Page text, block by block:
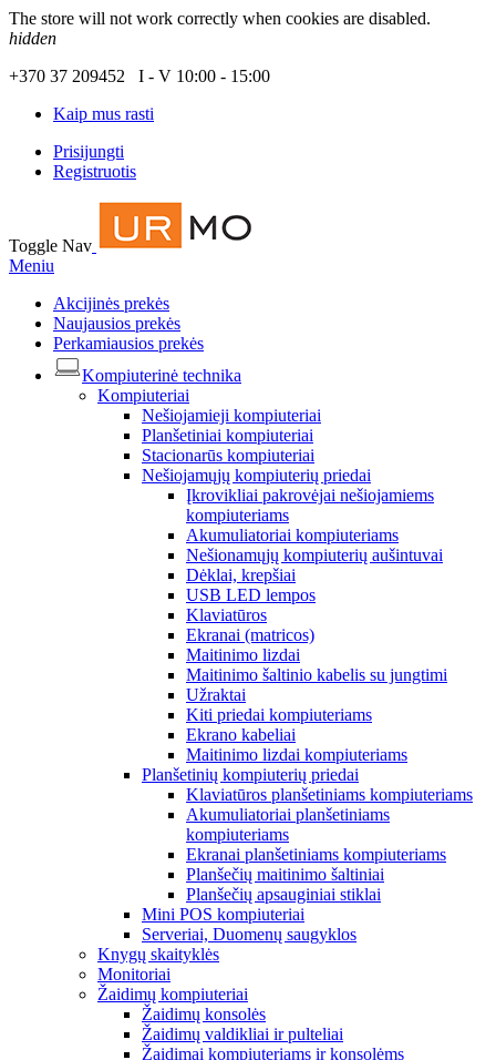
The store will not work correctly when cookies are disabled.
hidden
+370 37 209452 I - V 10:00 - 15:00
Kaip mus rasti
Prisijungti
Registruotis
Toggle Nav
Meniu
Akcijinės prekės
Naujausios prekės
Perkamiausios prekės
Kompiuterinė technika
Kompiuteriai
Nešiojamieji kompiuteriai
Planšetiniai kompiuteriai
Stacionarūs kompiuteriai
Nešiojamųjų kompiuterių priedai
Įkrovikliai pakrovėjai nešiojamiems
kompiuteriams
Akumuliatoriai kompiuteriams
Nešionamųjų kompiuterių aušintuvai
Dėklai, krepšiai
USB LED lempos
Klaviatūros
Ekranai (matricos)
Maitinimo lizdai
Maitinimo šaltinio kabelis su jungtimi
Užraktai
Kiti priedai kompiuteriams
Ekrano kabeliai
Maitinimo lizdai kompiuteriams
Planšetinių kompiuterių priedai
Klaviatūros planšetiniams kompiuteriams
Akumuliatoriai planšetiniams
kompiuteriams
Ekranai planšetiniams kompiuteriams
Planšečių maitinimo šaltiniai
Planšečių apsauginiai stiklai
Mini POS kompiuteriai
Serveriai, Duomenų saugyklos
Knygų skaityklės
Monitoriai
Žaidimų kompiuteriai
Žaidimų konsolės
Žaidimų valdikliai ir pulteliai
Žaidimai kompiuteriams ir konsolėms